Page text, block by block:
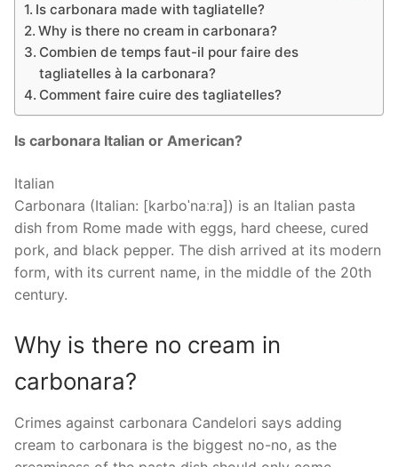
Is carbonara made with tagliatelle?
Why is there no cream in carbonara?
Combien de temps faut-il pour faire des
tagliatelles à la carbonara?
Comment faire cuire des tagliatelles?
Is carbonara Italian or American?
Italian
Carbonara (Italian: [karboˈnaːra]) is an Italian pasta
dish from Rome made with eggs, hard cheese, cured
pork, and black pepper. The dish arrived at its modern
form, with its current name, in the middle of the 20th
century.
Why is there no cream in
carbonara?
Crimes against carbonara Candelori says adding
cream to carbonara is the biggest no-no, as the